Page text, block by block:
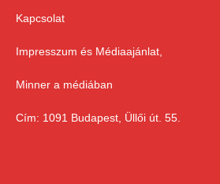
Kapcsolat
Impresszum és Médiaajánlat,
Minner a médiában
Cím: 1091 Budapest, Üllői út. 55.